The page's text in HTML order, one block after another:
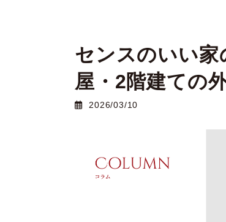
センスのいい家
屋・2階建ての
2026/03/10